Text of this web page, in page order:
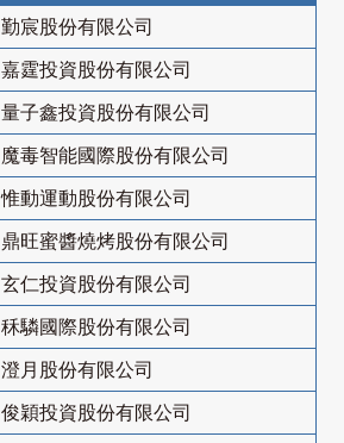
勤宸股份有限公司
嘉霆投資股份有限公司
量子鑫投資股份有限公司
魔毒智能國際股份有限公司
惟動運動股份有限公司
鼎旺蜜醬燒烤股份有限公司
玄仁投資股份有限公司
秝驎國際股份有限公司
澄月股份有限公司
俊穎投資股份有限公司